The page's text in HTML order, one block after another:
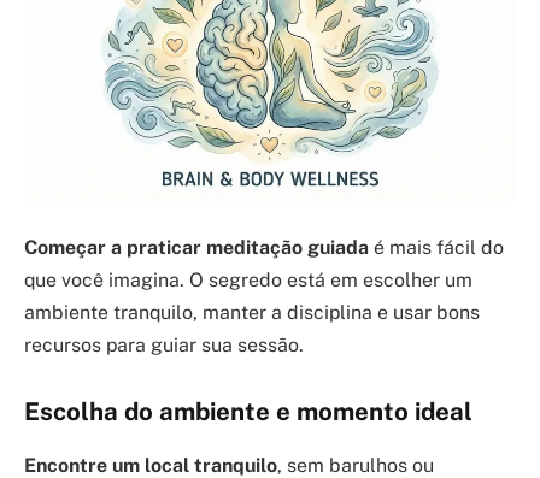
Começar a praticar meditação guiada é mais fácil do
que você imagina. O segredo está em escolher um
ambiente tranquilo, manter a disciplina e usar bons
recursos para guiar sua sessão.
Escolha do ambiente e momento ideal
Encontre um local tranquilo, sem barulhos ou